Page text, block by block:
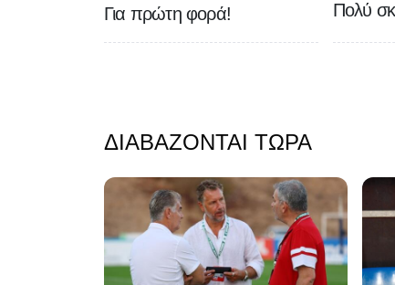
Για πρώτη φορά! Πολύ
ΔΙΑΒΆΖΟΝΤΑΙ ΤΏΡΑ